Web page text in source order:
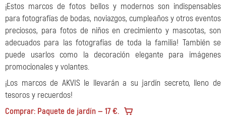
¡Estos marcos de fotos bellos y modernos son indispensables
para fotografías de bodas, noviazgos, cumpleaños y otros eventos
preciosos, para fotos de niños en crecimiento y mascotas, son
adecuados para las fotografías de toda la familia! También se
puede usarlos como la decoración elegante para imágenes
promocionales y volantes.
¡Los marcos de AKVIS le llevarán a su jardín secreto, lleno de
tesoros y recuerdos!
Comprar: Paquete de jardín — 17 €.